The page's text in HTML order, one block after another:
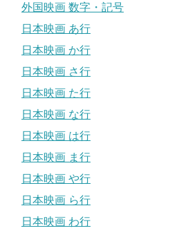
外国映画 数字・記号
日本映画 あ行
日本映画 か行
日本映画 さ行
日本映画 た行
日本映画 な行
日本映画 は行
日本映画 ま行
日本映画 や行
日本映画 ら行
日本映画 わ行